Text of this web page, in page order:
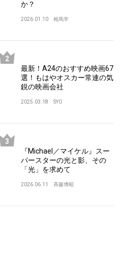
か？
2026.01.10 相馬学
最新！A24のおすすめ映画67
選！もはやオスカー常連の気
鋭の映画会社
2025.03.18 SYO
『Michael／マイケル』スー
パースターの光と影、その
「光」を求めて
2026.06.11 斉藤博昭